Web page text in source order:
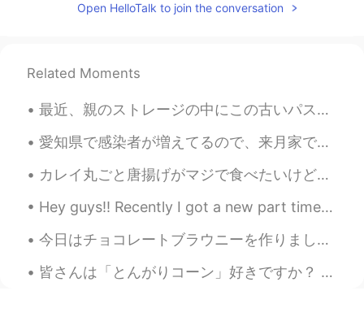
watch.
because she would go around and
find things to play with and it's
entertaining to watch. だって、その子
は歩き回ったり、遊ぶものを見つけた
り、見てるだけでおもしろいんです。
I usually get distracted and plays with
her for about 30 minutes, but it's a
nice break from work.
I usually get distracted and plays with
her for about 30 minutes, but it's a
Open HelloTalk to join the conversation
Related Moments
最近、親のストレージの中にこの古いパスタ機を見つかったので、麺を作ってみようと決めた Recently, in my parents storage I found this old pasta...
愛知県で感染者が増えてるので、来月家で仕事ということになりました。 毎朝出社するとき、おはようと、帰るとき、またねと挨拶してくれてたこの人形としばらく会えなくなります。😬 週一回でも出社する...
カレイ丸ごと唐揚げがマジで食べたいけど、ここらへんでは丸ごとカレイなんて買えないし、そもそも作れるフライパンもないし、困っている。 日本の学校で働いて、毎日給食を食べて本当によかったことは、カ...
Hey guys!! Recently I got a new part time job, so I’ve been quite busy. That being said, I’m sor...
今日はチョコレートブラウニーを作りました👨‍🍳 イースターなので、上にチョコレートの卵をのせました🍫🥚✨ もちろん、作るすぎました😂ここに来て、これらのチョコレートブラウニーを食べてください😉 ...
皆さんは「とんがりコーン」好きですか？ この辺はとうもろこし畑ばかりです🌽 でも食べれません。 実がなっても、枯れるまで放ったらかし。 理由は、家畜の餌用だからです。 食べれるとうもろこしは ...